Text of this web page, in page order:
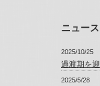
ニュース
2025/10/25
過渡期を
2025/5/28